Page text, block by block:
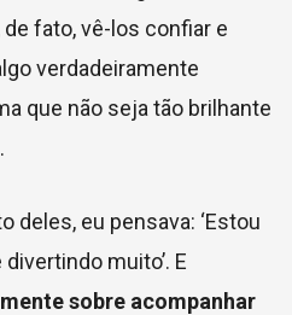
fato, vê-los confiar e
verdadeiramente
que não seja tão brilhante
deles, eu pensava: ‘Estou
muito’. E
sobre acompanhar